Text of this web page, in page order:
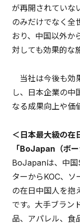
が再開されていな
のみだけでなく全
おり、中国以外か
対しても効果的な
当社は今後も効
し、日本企業の中
なる成果向上や価
＜日本最大級の在
「BoJapan（ボ
BoJapanは、中国
ターからKOC、
の在日中国人を抱
です。大手ブラン
品、アパレル、食